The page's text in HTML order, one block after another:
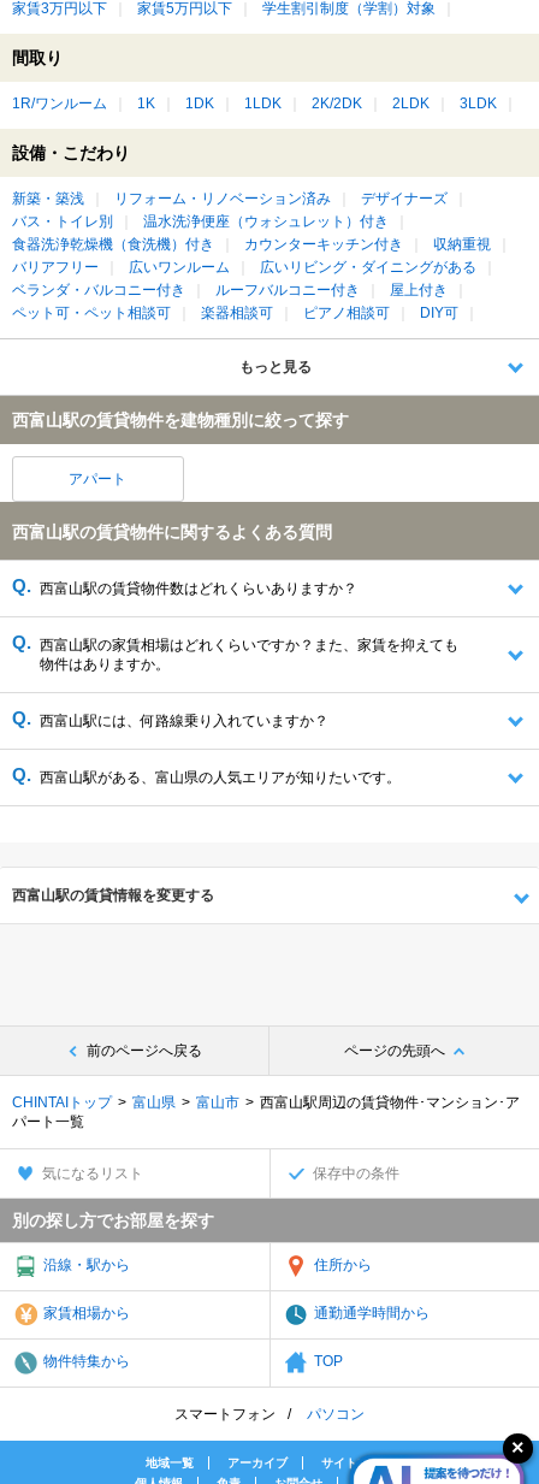
家賃3万円以下
家賃5万円以下 学生割引制度（学割）対象
間取り
1R/ワンルーム 1K 1DK 1LDK 2K/2DK 2LDK 3LDK
設備・こだわり
新築・築浅 リフォーム・リノベーション済み
デザイナーズ
バス・トイレ別
温水洗浄便座（ウォシュレット）付き
食器洗浄乾燥機（食洗機）付き
カウンターキッチン付き
収納重視
バリアフリー
広いワンルーム
広いリビング・ダイニングがある
ベランダ・バルコニー付き
ルーフバルコニー付き
屋上付き
ペット可・ペット相談可
楽器相談可 ピアノ相談可 DIY可
もっと見る
西富山駅の賃貸物件を建物種別に絞って探す
アパート
西富山駅の賃貸物件に関するよくある質問
西富山駅の賃貸物件数はどれくらいありますか？
西富山駅の家賃相場はどれくらいですか？また、家賃を抑えても
物件はありますか。
西富山駅には、何路線乗り入れていますか？
西富山駅がある、富山県の人気エリアが知りたいです。
西富山駅の賃貸情報を変更する
前のページへ戻る ページの先頭へ
CHINTAIトップ 富山県 富山市
西富山駅周辺の賃貸物件･マンション･ア
パート一覧
気になるリスト 保存中の条件
別の探し方でお部屋を探す
沿線・駅から 住所から
家賃相場から 通勤通学時間から
物件特集から TOP
スマートフォン パソコン
地域一覧 アーカイブ
サイトマップ